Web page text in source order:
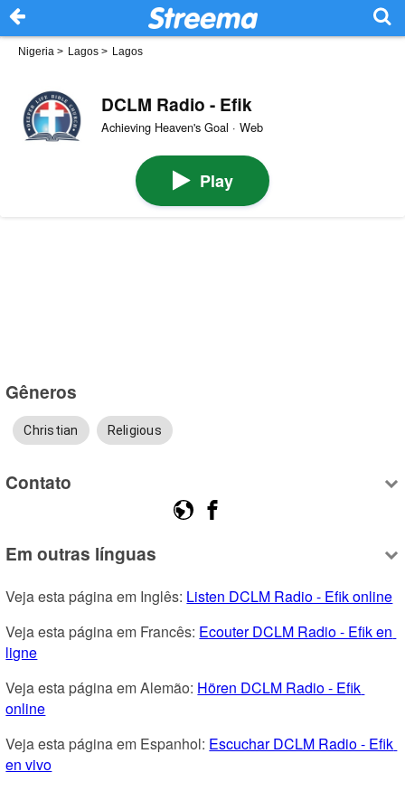
Nigeria > Lagos > Lagos
DCLM Radio - Efik
Achieving Heaven's Goal · Web
Play
Gêneros
Christian Religious
Contato
Em outras línguas
Veja esta página em Inglês: Listen DCLM Radio - Efik online
Veja esta página em Francês: Ecouter DCLM Radio - Efik en
ligne
Veja esta página em Alemão: Hören DCLM Radio - Efik
online
Veja esta página em Espanhol: Escuchar DCLM Radio - Efik
en vivo